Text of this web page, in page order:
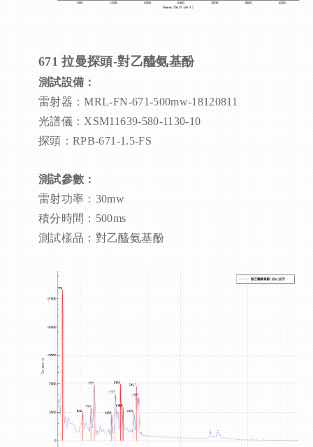
671 拉曼探頭-對乙醯氨基酚
測試設備：
雷射器：MRL-FN-671-500mw-18120811
光譜儀：XSM11639-580-1130-10
探頭：RPB-671-1.5-FS
測試參數：
雷射功率：30mw
積分時間：500ms
測試樣品：對乙醯氨基酚